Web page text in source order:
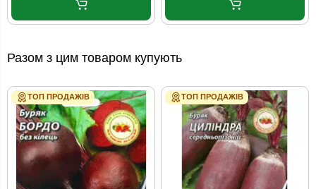
Разом з цим товаром купують
ТОП ПРОДАЖІВ ТОП ПРОДАЖІВ